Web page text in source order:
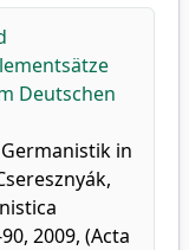
Deutschen
in
2009, (Acta